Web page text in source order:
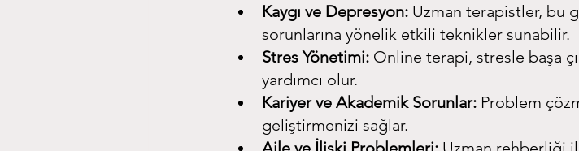
Kaygı ve Depresyon: Uzman terapistler, bu
sorunlarına yönelik etkili teknikler sunabilir.
Stres Yönetimi: Online terapi, stresle başa
yardımcı olur.
Kariyer ve Akademik Sorunlar: Problem
geliştirmenizi sağlar.